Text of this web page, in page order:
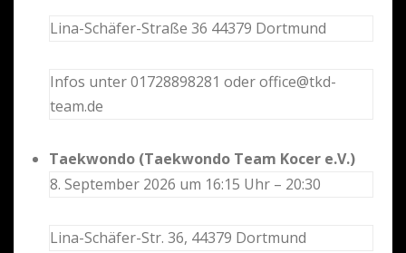
Lina-Schäfer-Straße 36 44379 Dortmund
Infos unter 01728898281 oder office@tkd-
team.de
Taekwondo (Taekwondo Team Kocer e.V.)
8. September 2026 um 16:15 Uhr – 20:30
Lina-Schäfer-Str. 36, 44379 Dortmund